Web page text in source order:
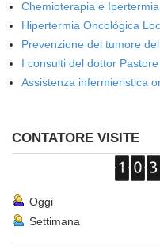
Chemioterapia e Ipertermia
Hipertermia Oncológica
Prevenzione del tumore
I consulti del dottor
Assistenza infermieristica
CONTATORE VISITE
Oggi
Settimana